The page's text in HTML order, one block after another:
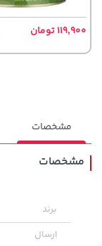
119,900 تومان
1,109,000 تومان
مشخصات
مشخصات
برند
ارسال